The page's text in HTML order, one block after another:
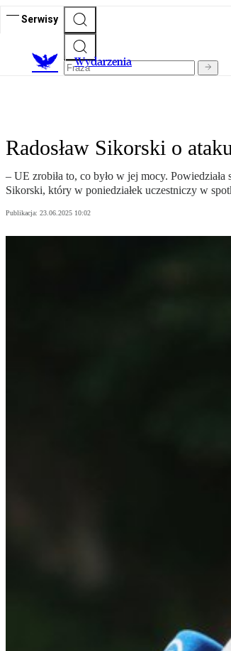
Serwisy
Wydarzenia
Radosław Sikorski o
– UE zrobiła to, co było w jej mocy.
Sikorski, który w poniedziałek uczestniczy w
Publikacja: 23.06.2025 10:02